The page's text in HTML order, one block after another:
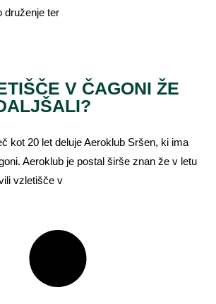
druženje ter
V ČAGONI ŽE
kot 20 let deluje Aeroklub Sršen, ki ima
Aeroklub je postal širše znan že v letu
vzletišče v